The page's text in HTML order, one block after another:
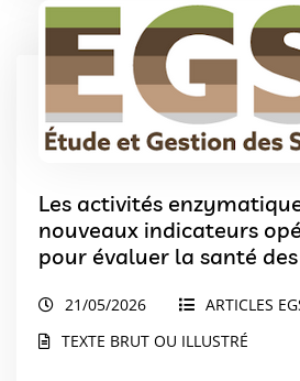
Les activités
nouveaux indicateurs
pour évaluer la santé des
21/05/2026
ARTICLES
TEXTE BRUT OU ILLUSTRÉ